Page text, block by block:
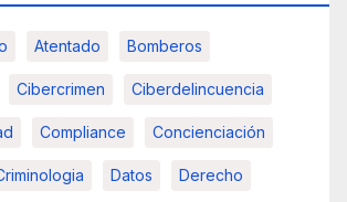
Atentado Bomberos
Cibercrimen Ciberdelincuencia
Compliance Concienciación
Datos Derecho